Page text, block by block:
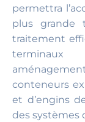
permettra
plus grande
traitement
terminaux
conteneurs
et d’engins
des systèmes